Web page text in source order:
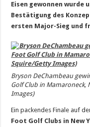
Eisen gewonnen wurde
Bestätigung des
ersten Major-Sieg und
Bryson DeChambeau
Golf Club in Mamaroneck,
Images)
Ein packendes Finale auf
Foot Golf Clubs in New